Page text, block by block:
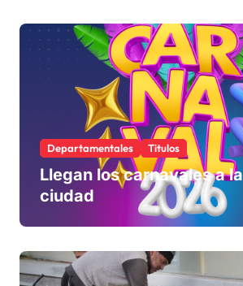
rechaza
Departamentales Titulos
Llegan los carnavales a la
ciudad